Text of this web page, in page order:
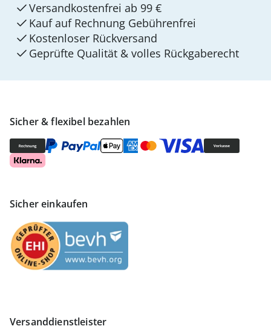
Sicher & flexibel bezahlen
Sicher einkaufen
Versanddienstleister
Versandkostenfrei ab 99 €
Kauf auf Rechnung Gebührenfrei
Kostenloser Rückversand
Geprüfte Qualität & volles Rückgaberecht